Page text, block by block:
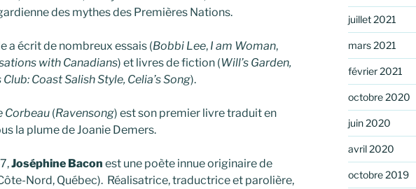
des mythes des Premières Nations.
a écrit de nombreux essais (Bobbi Lee, I am Woman,
with Canadians) et livres de fiction (Will’s Garden,
Coast Salish Style, Celia’s Song).
Corbeau (Ravensong) est son premier livre traduit en
la plume de Joanie Demers.
Joséphine Bacon est une poète innue originaire de
Nord, Québec). Réalisatrice, traductrice et parolière,
juillet 2021
mars 2021
février 2021
octobre 2020
juin 2020
avril 2020
octobre 2019